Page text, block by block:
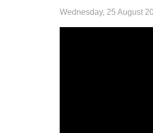
Wednesday, 25 August